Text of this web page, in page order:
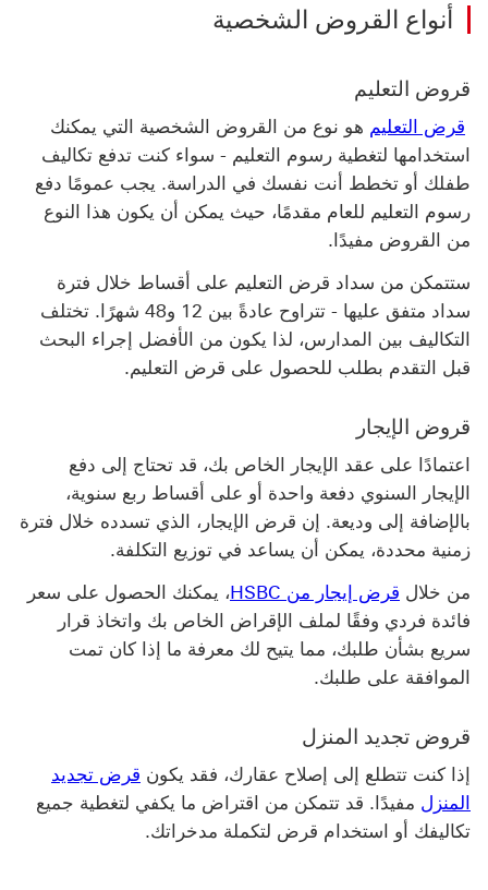
أنواع القروض الشخصية
قروض التعليم
قرض التعليم هو نوع من القروض الشخصية التي يمكنك
استخدامها لتغطية رسوم التعليم - سواء كنت تدفع تكاليف
طفلك أو تخطط أنت نفسك في الدراسة. يجب عمومًا دفع
رسوم التعليم للعام مقدمًا، حيث يمكن أن يكون هذا النوع
من القروض مفيدًا.
ستتمكن من سداد قرض التعليم على أقساط خلال فترة
سداد متفق عليها - تتراوح عادةً بين 12 و48 شهرًا. تختلف
التكاليف بين المدارس، لذا يكون من الأفضل إجراء البحث
قبل التقدم بطلب للحصول على قرض التعليم.
قروض الإيجار
اعتمادًا على عقد الإيجار الخاص بك، قد تحتاج إلى دفع
الإيجار السنوي دفعة واحدة أو على أقساط ربع سنوية،
بالإضافة إلى وديعة. إن قرض الإيجار، الذي تسدده خلال فترة
زمنية محددة، يمكن أن يساعد في توزيع التكلفة.
من خلال قرض إيجار من HSBC
، يمكنك الحصول على سعر
فائدة فردي وفقًا لملف الإقراض الخاص بك واتخاذ قرار
سريع بشأن طلبك، مما يتيح لك معرفة ما إذا كان تمت
الموافقة على طلبك.
قروض تجديد المنزل
إذا كنت تتطلع إلى إصلاح عقارك، فقد يكون قرض تجديد
المنزل مفيدًا. قد تتمكن من اقتراض ما يكفي لتغطية جميع
تكاليفك أو استخدام قرض لتكملة مدخراتك.